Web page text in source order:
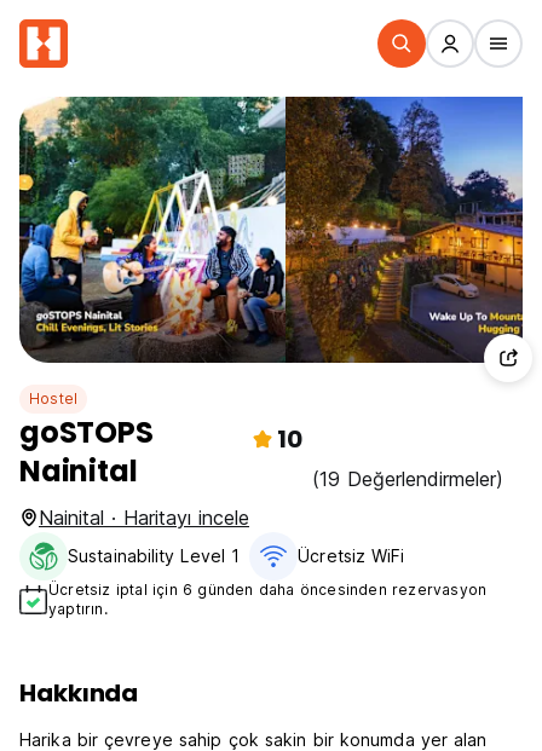
Hostel
goSTOPS
Nainital
10
(19 Değerlendirmeler)
Nainital · Haritayı incele
Sustainability Level 1 Ücretsiz WiFi
Ücretsiz iptal için 6 günden daha öncesinden rezervasyon
yaptırın.
Hakkında
Harika bir çevreye sahip çok sakin bir konumda yer alan